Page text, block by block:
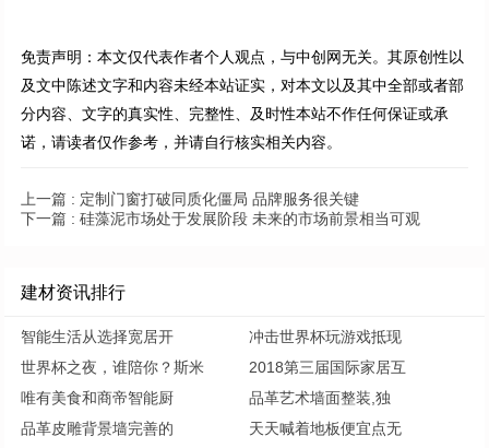
免责声明：本文仅代表作者个人观点，与中创网无关。其原创性以
及文中陈述文字和内容未经本站证实，对本文以及其中全部或者部
分内容、文字的真实性、完整性、及时性本站不作任何保证或承
诺，请读者仅作参考，并请自行核实相关内容。
上一篇 : 定制门窗打破同质化僵局 品牌服务很关键
下一篇 : 硅藻泥市场处于发展阶段 未来的市场前景相当可观
建材资讯排行
智能生活从选择宽居开
冲击世界杯玩游戏抵现
世界杯之夜，谁陪你？斯米
2018第三届国际家居互
唯有美食和商帝智能厨
品革艺术墙面整装,独
品革皮雕背景墙完善的
天天喊着地板便宜点无